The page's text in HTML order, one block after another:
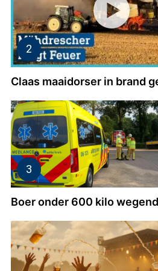
Claas maaidorser in brand
Boer onder 600 kilo